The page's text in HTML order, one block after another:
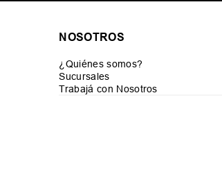
NOSOTROS
¿Quiénes somos?
Sucursales
Trabajá con Nosotros